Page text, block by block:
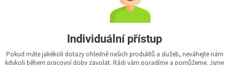
Individuální přístup
Pokud máte jakékoli dotazy ohledně našich produktů a služeb, neváhejte nám
kdykoli během pracovní doby zavolat. Rádi vám poradíme a pomůžeme. Jsme